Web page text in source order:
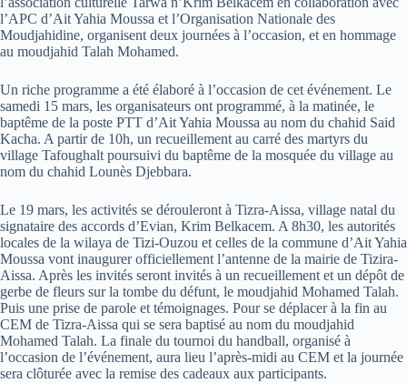
l’APC d’Ait Yahia Moussa et l’Organisation Nationale des
Moudjahidine, organisent deux journées à l’occasion, et en hommage
au moudjahid Talah Mohamed.
Un riche programme a été élaboré à l’occasion de cet événement. Le
samedi 15 mars, les organisateurs ont programmé, à la matinée, le
baptême de la poste PTT d’Ait Yahia Moussa au nom du chahid Said
Kacha. A partir de 10h, un recueillement au carré des martyrs du
village Tafoughalt poursuivi du baptême de la mosquée du village au
nom du chahid Lounès Djebbara.
Le 19 mars, les activités se dérouleront à Tizra-Aissa, village natal du
signataire des accords d’Evian, Krim Belkacem. A 8h30, les autorités
locales de la wilaya de Tizi-Ouzou et celles de la commune d’Ait Yahia
Moussa vont inaugurer officiellement l’antenne de la mairie de Tizira-
Aissa. Après les invités seront invités à un recueillement et un dépôt de
gerbe de fleurs sur la tombe du défunt, le moudjahid Mohamed Talah.
Puis une prise de parole et témoignages. Pour se déplacer à la fin au
CEM de Tizra-Aissa qui se sera baptisé au nom du moudjahid
Mohamed Talah. La finale du tournoi du handball, organisé à
l’occasion de l’événement, aura lieu l’après-midi au CEM et la journée
sera clôturée avec la remise des cadeaux aux participants.